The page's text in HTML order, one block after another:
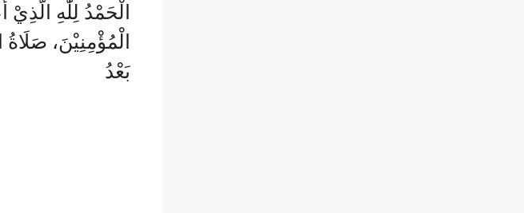
الْحَمْدُ لِلّٰهِ
الْمُؤْمِنِيْنَ،
بَعْدُ